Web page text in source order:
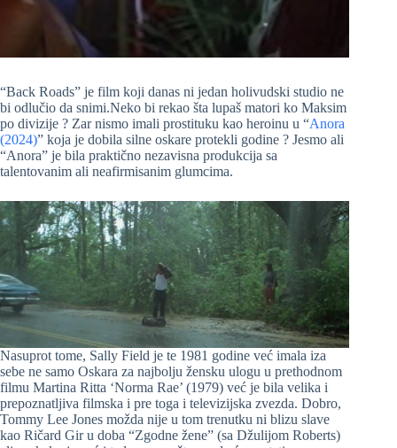
“Back Roads” je film koji danas ni jedan holivudski studio ne
bi odlučio da snimi.Neko bi rekao šta lupaš matori ko Maksim
po divizije ? Zar nismo imali prostituku kao heroinu u “Anora
(2024)” koja je dobila silne oskare protekli godine ? Jesmo ali
“Anora” je bila praktično nezavisna produkcija sa
talentovanim ali neafirmisanim glumcima.
Nasuprot tome, Sally Field je te 1981 godine već imala iza
sebe ne samo Oskara za najbolju žensku ulogu u prethodnom
filmu Martina Ritta ‘Norma Rae’ (1979) već je bila velika i
prepoznatljiva filmska i pre toga i televizijska zvezda. Dobro,
Tommy Lee Jones možda nije u tom trenutku ni blizu slave
kao Ričard Gir u doba “Zgodne žene” (sa Džulijom Roberts)